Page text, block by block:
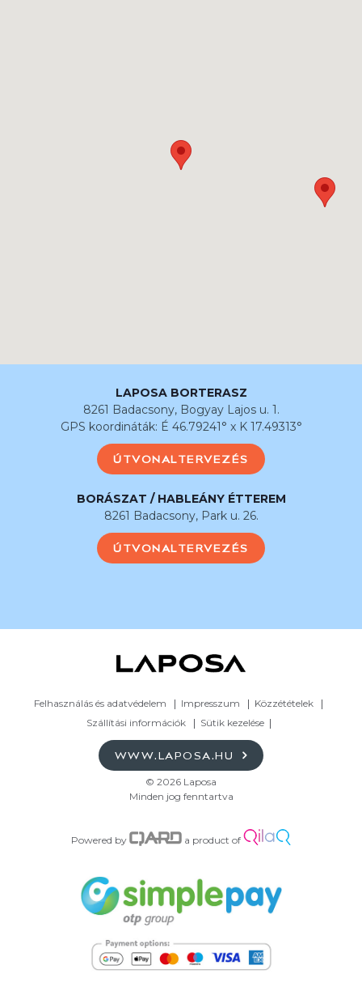
LAPOSA BORTERASZ
8261 Badacsony, Bogyay Lajos u. 1.
GPS koordináták: É 46.79241° x K 17.49313°
ÚTVONALTERVEZÉS
BORÁSZAT / HABLEÁNY ÉTTEREM
8261 Badacsony, Park u. 26.
ÚTVONALTERVEZÉS
Felhasználás és adatvédelem Impresszum
Közzétételek
Szállítási információk
Sütik kezelése
WWW.LAPOSA.HU
© 2026 Laposa
Minden jog fenntartva
Powered by a product of